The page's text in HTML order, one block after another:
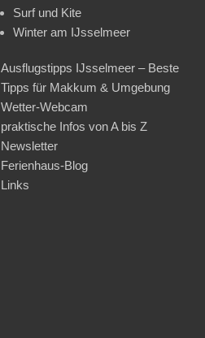
Surf und Kite
Winter am IJsselmeer
Ausflugstipps IJsselmeer – Beste
Tipps für Makkum & Umgebung
Wetter-Webcam
praktische Infos von A bis Z
Newsletter
Ferienhaus-Blog
Links